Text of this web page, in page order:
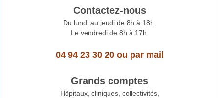
Contactez-nous
Du lundi au jeudi de 8h à 18h.
Le vendredi de 8h à 17h.
04 94 23 30 20ou par mail
Grands comptes
Hôpitaux, cliniques, collectivités,